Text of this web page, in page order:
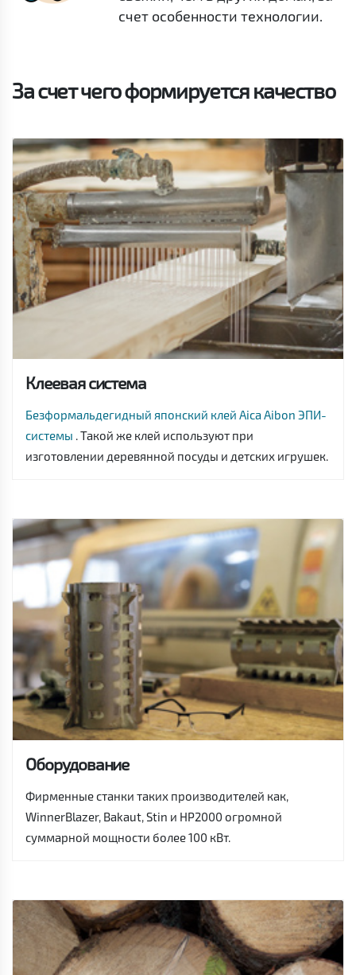
счет особенности технологии.
За счет чего формируется качество
Клеевая система
Безформальдегидный японский клей Aica Aibon ЭПИ-
системы . Такой же клей используют при
изготовлении деревянной посуды и детских игрушек.
Оборудование
Фирменные станки таких производителей как,
WinnerBlazer, Bakaut, Stin и HP2000 огромной
суммарной мощности более 100 кВт.